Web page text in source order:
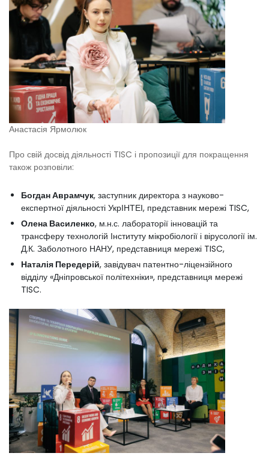
Анастасія Ярмолюк
Про свій досвід діяльності TISC і пропозиції для покращення
також розповіли:
Богдан Аврамчук, заступник директора з науково-
експертної діяльності УкрІНТЕІ, представник мережі TISC,
Олена Василенко, м.н.с. лабораторії інновацій та
трансферу технологій Інституту мікробіології і вірусології ім.
Д.К. Заболотного НАНУ, представниця мережі TISC,
Наталія Передерій, завідувач патентно-ліцензійного
відділу «Дніпровської політехніки», представниця мережі
TISC.